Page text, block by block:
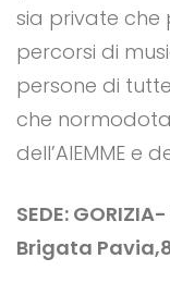
sia private che
percorsi di
persone di
che
dell’AIEMME e
SEDE:
Brigata